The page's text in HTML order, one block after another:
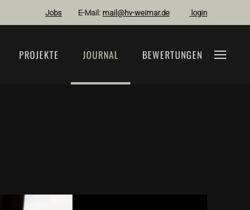
Jobs E-Mail: mail@hv-weimar.de login
PROJEKTE JOURNAL BEWERTUNGEN